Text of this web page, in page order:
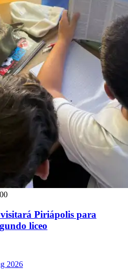
Piriápolis para
liceo
2026